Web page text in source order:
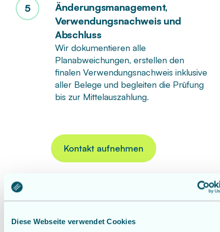
Diese Webseite verwendet Cookies
5
Änderungsmanagement,
Verwendungsnachweis und
Abschluss
Wir dokumentieren alle
Planabweichungen, erstellen den
finalen Verwendungsnachweis inklusive
aller Belege und begleiten die Prüfung
bis zur Mittelauszahlung.
Kontakt aufnehmen